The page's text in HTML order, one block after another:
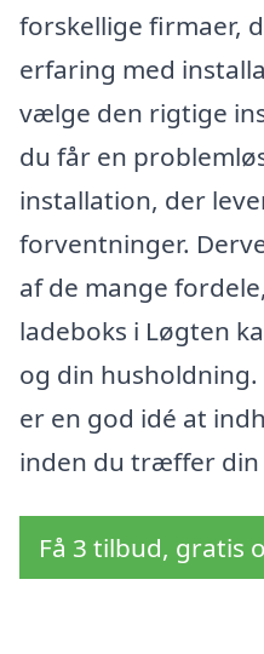
forskellige firmaer,
erfaring med
vælge den rigtige
du får en
installation, der
forventninger.
af de mange
ladeboks i Løgten
og din husholdning.
er en god idé at
inden du træffer din
Få 3 tilbud, gratis